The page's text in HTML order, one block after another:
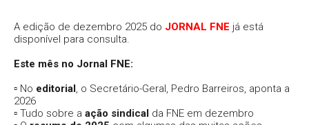
A edição de dezembro 2025 do JORNAL FNE já está
disponível para consulta.
Este mês no Jornal FNE:
▫️ No editorial, o Secretário-Geral, Pedro Barreiros, aponta a
2026
▫️ Tudo sobre a ação sindical da FNE em dezembro